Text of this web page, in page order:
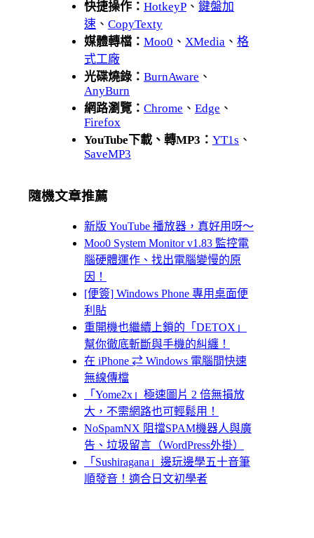
快捷操作： HotkeyP 、 鍵盤加
速 、 CopyTexty
媒體轉檔： Moo0 、 XMedia 、 格
式工廠
光碟燒錄： BurnAware 、
AnyBurn
網路瀏覽： Chrome 、 Edge 、
Firefox
YouTube下載、轉MP3： YT1s 、
SaveMP3
隨機文章推薦
新版 YouTube 播放器，真好用呀～
Moo0 System Monitor v1.83 監控電
腦硬體運作、找出電腦變慢的原
因！
[便簽] Windows Phone 專用桌面便
利貼
重開機也繼續上鎖的「DETOX」
幫你徹底斬斷與手機的糾纏！
在 iPhone ⇄ Windows 電腦間快速
無線傳檔
「Yome2x」極速圖片 2 倍無損放
大，不需網路也可輕鬆用！
NoSpamNX 阻擋SPAM機器人與廣
告、垃圾留言（WordPress外掛）
「Sushiragana」邊玩邊學五十音筆
順發音！適合日文初學者